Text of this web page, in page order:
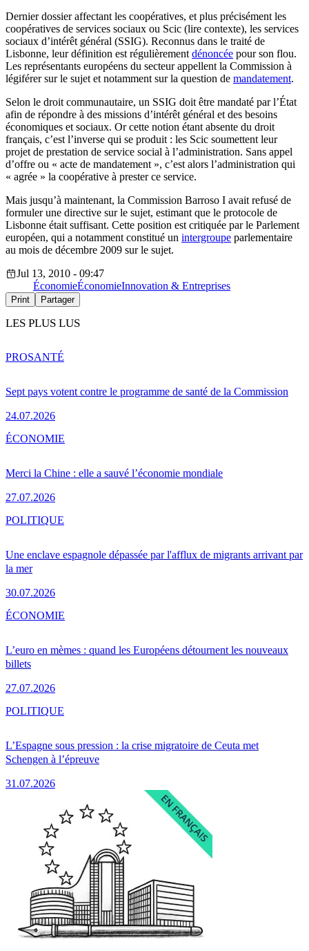
Dernier dossier affectant les coopératives, et plus précisément les
coopératives de services sociaux ou Scic (lire contexte), les services
sociaux d’intérêt général (SSIG). Reconnus dans le traité de
Lisbonne, leur définition est régulièrement dénoncée pour son flou.
Les représentants européens du secteur appellent la Commission à
légiférer sur le sujet et notamment sur la question de mandatement.
Selon le droit communautaire, un SSIG doit être mandaté par l’État
afin de répondre à des missions d’intérêt général et des besoins
économiques et sociaux. Or cette notion étant absente du droit
français, c’est l’inverse qui se produit : les Scic soumettent leur
projet de prestation de service social à l’administration. Sans appel
d’offre ou « acte de mandatement », c’est alors l’administration qui
« agrée » la coopérative à prester ce service.
Mais jusqu’à maintenant, la Commission Barroso I avait refusé de
formuler une directive sur le sujet, estimant que le protocole de
Lisbonne était suffisant. Cette position est critiquée par le Parlement
européen, qui a notamment constitué un intergroupe parlementaire
au mois de décembre 2009 sur le sujet.
Jul 13, 2010 - 09:47
ÉconomieÉconomieInnovation & Entreprises
Print Partager
LES PLUS LUS
Sept pays votent contre le programme de santé de la Commission
24.07.2026
PROSANTÉ
Merci la Chine : elle a sauvé l’économie mondiale
27.07.2026
ÉCONOMIE
Une enclave espagnole dépassée par l'afflux de migrants arrivant par
la mer
30.07.2026
POLITIQUE
L’euro en mèmes : quand les Européens détournent les nouveaux
billets
27.07.2026
ÉCONOMIE
L’Espagne sous pression : la crise migratoire de Ceuta met
Schengen à l’épreuve
31.07.2026
POLITIQUE